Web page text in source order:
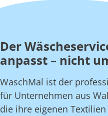
Der
anpasst – nicht
WaschMal ist der
für Unternehmen aus
die ihre eigenen